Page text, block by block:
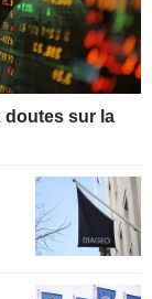
doutes sur la